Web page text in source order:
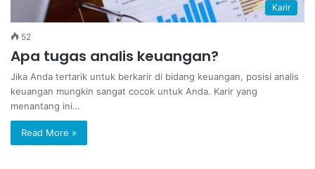
Karir
52
Apa tugas analis keuangan?
Jika Anda tertarik untuk berkarir di bidang keuangan, posisi analis
keuangan mungkin sangat cocok untuk Anda. Karir yang
menantang ini…
Read More »